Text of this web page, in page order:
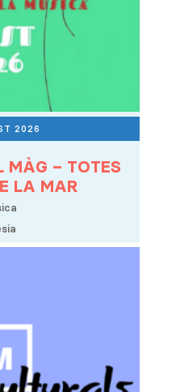
2026
MÀG – TOTES
LA MAR